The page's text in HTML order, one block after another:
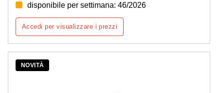
disponibile per settimana: 46/2026
Accedi per visualizzare i prezzi
NOVITÀ